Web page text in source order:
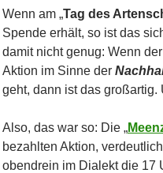
Wenn am „Tag des
Spende erhält, so ist das
damit nicht genug: Wenn
Aktion im Sinne der
geht, dann ist das großartig.
Also, das war so: Die „
bezahlten Aktion,
obendrein im Dialekt die 17